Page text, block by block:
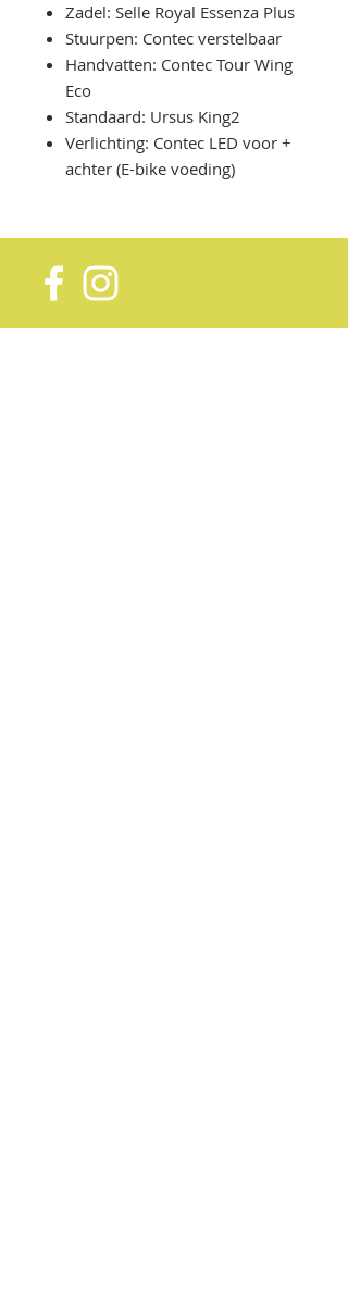
Zadel: Selle Royal Essenza Plus
Stuurpen: Contec verstelbaar
Handvatten: Contec Tour Wing
Eco
Standaard: Ursus King2
Verlichting: Contec LED voor +
achter (E-bike voeding)